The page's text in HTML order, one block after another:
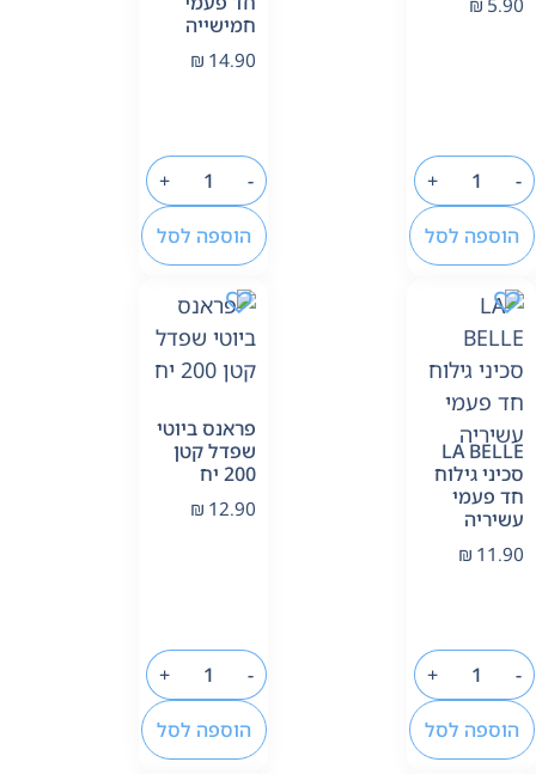
-
+
הוספה לסל
חמישייה
₪ 14.90
-
+
הוספה לסל
LA BELLE
סכיני גילוח
חד פעמי
עשיריה
₪ 11.90
-
+
הוספה לסל
פראנס ביוטי
שפדל קטן
200 יח
₪ 12.90
-
+
הוספה לסל